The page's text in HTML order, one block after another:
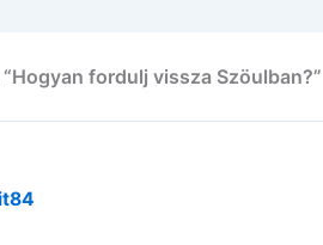
fordulj vissza Szöulban?”